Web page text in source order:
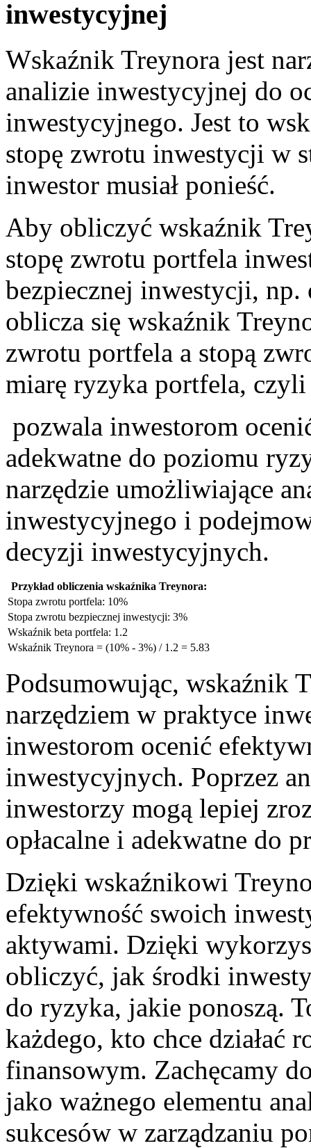
inwestycyjnej
Wskaźnik⁢ Treynora jest
analizie inwestycyjnej do
inwestycyjnego. Jest to
⁤stopę‍ zwrotu inwestycji ‍w
inwestor musiał ponieść.
Aby obliczyć​ wskaźnik
stopę zwrotu portfela
bezpiecznej inwestycji,
oblicza się wskaźnik
zwrotu portfela a stopą⁣
miarę ryzyka portfela,
pozwala inwestorom
adekwatne ‍do‌ poziomu
narzędzie umożliwiające
inwestycyjnego i
decyzji inwestycyjnych.
Przykład ‍obliczenia wskaźnika Treynora:
Stopa zwrotu portfela: 10%
Stopa zwrotu⁣ bezpiecznej inwestycji:​ 3%
Wskaźnik beta portfela: 1.2
Wskaźnik Treynora ⁤= ‍(10% ⁤- 3%) / ⁢1.2 = 5.83
Podsumowując,⁣ wskaźnik
narzędziem w praktyce
inwestorom‌ ocenić
inwestycyjnych. Poprzez
inwestorzy ⁣mogą⁣ lepiej
opłacalne i adekwatne do
Dzięki wskaźnikowi
efektywność swoich⁢
aktywami. Dzięki⁤
obliczyć, jak środki⁢
‌do⁣ ryzyka,‍ jakie ponoszą.
każdego,‌ kto chce działać
finansowym. Zachęcamy
jako ważnego elementu
sukcesów ⁤w ⁤zarządzaniu